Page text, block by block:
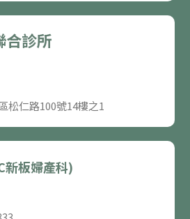
合診所
松仁路100號14樓之1
新板婦產科)